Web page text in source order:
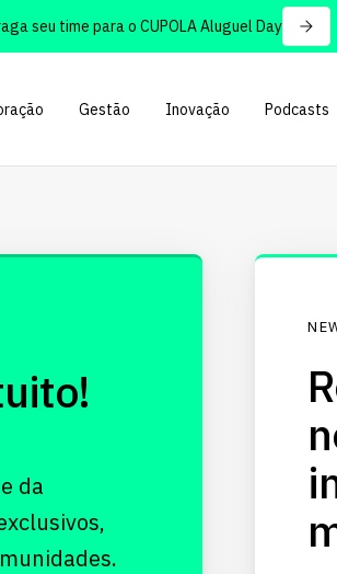
seu time para o CUPOLA Aluguel Day
Gestão Inovação Podcasts
da